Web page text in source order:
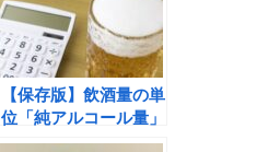
【保存版】飲酒量の単
位「純アルコール量」
で適量、摂取量を把握